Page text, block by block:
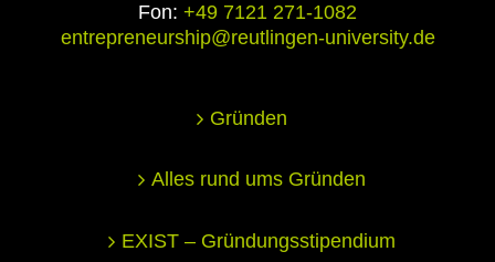
Fon: +49 7121 271-1082
entrepreneurship@reutlingen-university.de
Gründen
Alles rund ums Gründen
EXIST – Gründungsstipendium